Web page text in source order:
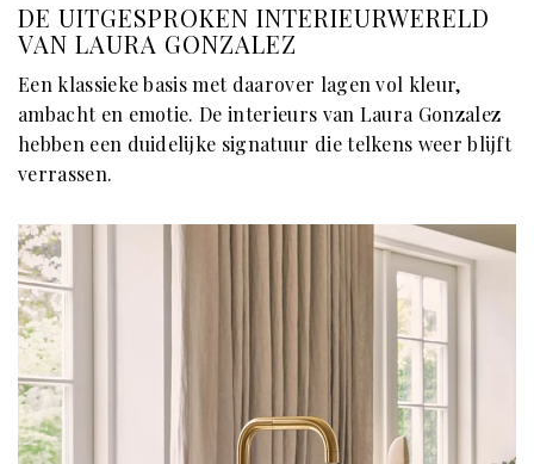
DE UITGESPROKEN INTERIEURWERELD
VAN LAURA GONZALEZ
Een klassieke basis met daarover lagen vol kleur,
ambacht en emotie. De interieurs van Laura Gonzalez
hebben een duidelijke signatuur die telkens weer blijft
verrassen.